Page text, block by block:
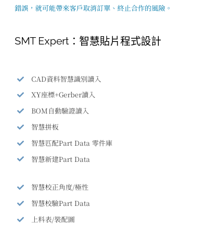
錯誤，就可能帶來客戶取消訂單、終止合作的風險。
SMT Expert：智慧貼片程式設計
CAD資料智慧識別讀入
XY座標+Gerber讀入
BOM自動驗證讀入
智慧拼板
智慧匹配Part Data 零件庫
智慧新建Part Data
智慧校正角度/極性
智慧校驗Part Data
上料表/裝配圖